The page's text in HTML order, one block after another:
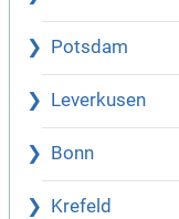
Potsdam
Leverkusen
Bonn
Krefeld